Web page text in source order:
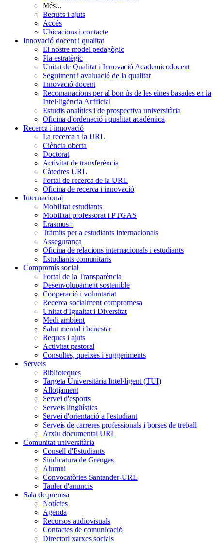
Més...
Beques i ajuts
Accés
Ubicacions i contacte
Innovació docent i qualitat
El nostre model pedagògic
Pla estratègic
Unitat de Qualitat i Innovació Academicodocent
Seguiment i avaluació de la qualitat
Innovació docent
Recomanacions per al bon ús de les eines basades en la
Intel·ligència Artificial
Estudis analítics i de prospectiva universitària
Oficina d'ordenació i qualitat acadèmica
Recerca i innovació
La recerca a la URL
Ciència oberta
Doctorat
Activitat de transferència
Càtedres URL
Portal de recerca de la URL
Oficina de recerca i innovació
Internacional
Mobilitat estudiants
Mobilitat professorat i PTGAS
Erasmus+
Tràmits per a estudiants internacionals
Assegurança
Oficina de relacions internacionals i estudiants
Estudiants comunitaris
Compromís social
Portal de la Transparència
Desenvolupament sostenible
Cooperació i voluntariat
Recerca socialment compromesa
Unitat d'Igualtat i Diversitat
Medi ambient
Salut mental i benestar
Beques i ajuts
Activitat pastoral
Consultes, queixes i suggeriments
Serveis
Biblioteques
Targeta Universitària Intel·ligent (TUI)
Allotjament
Servei d'esports
Serveis lingüístics
Servei d'orientació a l'estudiant
Serveis de carreres professionals i borses de treball
Arxiu documental URL
Comunitat universitària
Consell d'Estudiants
Sindicatura de Greuges
Alumni
Convocatòries Santander-URL
Tauler d'anuncis
Sala de premsa
Notícies
Agenda
Recursos audiovisuals
Contactes de comunicació
Directori xarxes socials